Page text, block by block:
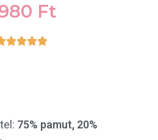
Ft

75% pamut, 20%